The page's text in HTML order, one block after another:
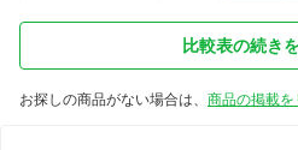
比較表の続き
お探しの商品がない場合は、 商品の掲載を